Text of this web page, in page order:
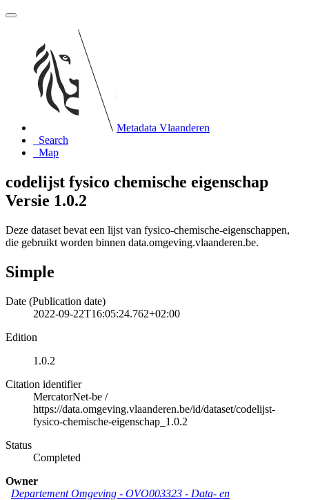
Metadata Vlaanderen
Search
Map
codelijst fysico chemische eigenschap
Versie 1.0.2
Deze dataset bevat een lijst van fysico-chemische-eigenschappen,
die gebruikt worden binnen data.omgeving.vlaanderen.be.
Simple
Date (Publication date)
2022-09-22T16:05:24.762+02:00
Edition
1.0.2
Citation identifier
MercatorNet-be /
https://data.omgeving.vlaanderen.be/id/dataset/codelijst-
fysico-chemische-eigenschap_1.0.2
Status
Completed
Owner
Departement Omgeving - OVO003323 - Data- en